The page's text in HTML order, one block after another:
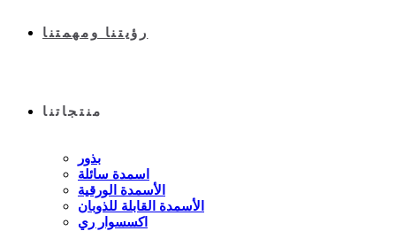
رؤيتنا ومهمتنا
منتجاتنا
بذور
اسمدة سائلة
الأسمدة الورقية
الأسمدة القابلة للذوبان
اكسسوار ري